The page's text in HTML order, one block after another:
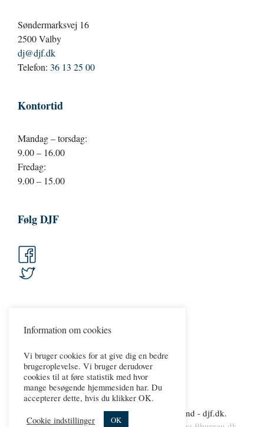
Søndermarksvej 16
2500 Valby
dj@djf.dk
Telefon: 36 13 25 00
Kontortid
Mandag – torsdag:
9.00 – 16.00
Fredag:
9.00 – 15.00
Følg DJF
Copyright 2026 © Dansk Jernbaneforbund - djf.dk.
Information om cookies
Vi bruger cookies for at give dig en bedre
brugeroplevelse. Vi bruger derudover
cookies til at føre statistik med hvor
mange besøgende hjemmesiden har. Du
accepterer dette, hvis du klikker OK.
Cookie indstillinger
OK